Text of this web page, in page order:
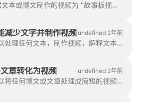
我们称所有根据文本或博文制作的视频为 "故事板视频"，因为它有一个与视频特定场景相关的脚本。...
减少文字并制作视频 undefined 2年前
Wave.video可以处理任何文本，制作视频，解释文本内容。您可以设置所需的持续时间，并调整自动生成的...
章转化为视频 undefined 2年前
Wave.video可以将任何博文或文章处理成简短的视频，简要介绍文字的内容。我们使用人工智能算法提取最有价值的信息，并将其转化为视频。